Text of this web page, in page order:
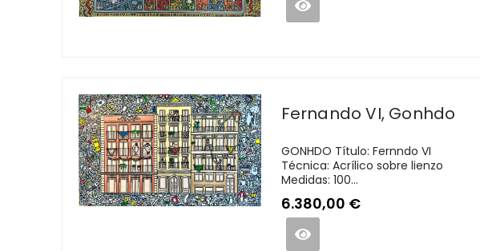
Fernando VI, Gonhdo
GONHDO Título: Fernndo VI
Técnica: Acrílico sobre lienzo
Medidas: 100...
6.380,00 €